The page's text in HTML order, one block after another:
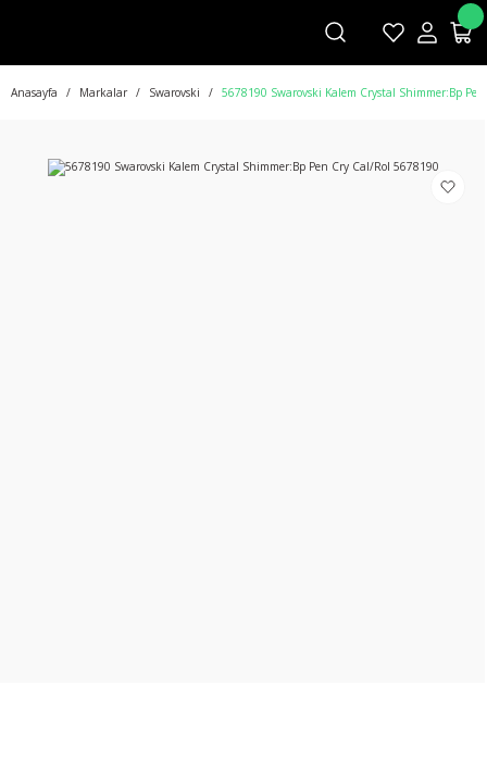
Anasayfa Markalar Swarovski 5678190 Swarovski Kalem Crystal Shimmer:Bp